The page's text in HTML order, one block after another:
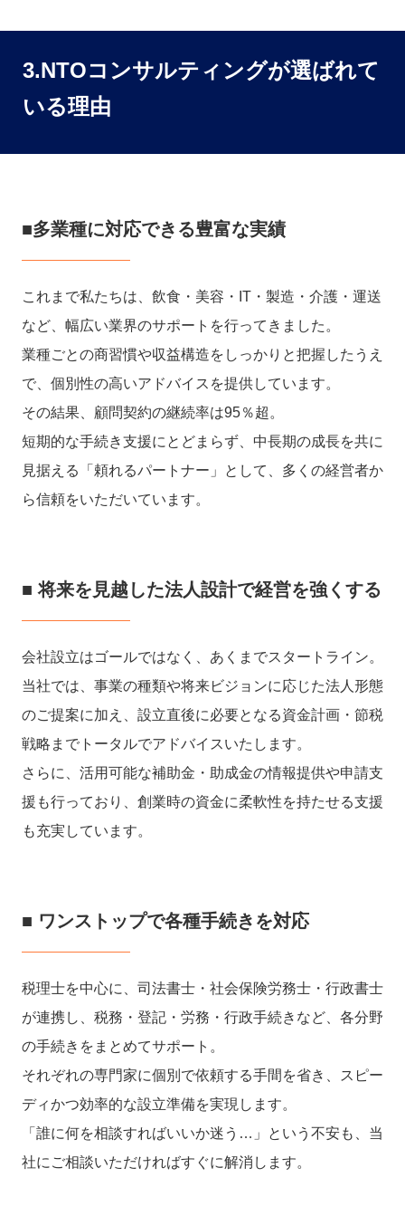
3.NTOコンサルティングが選ばれて
いる理由
■多業種に対応できる豊富な実績
これまで私たちは、飲食・美容・IT・製造・介護・運送
など、幅広い業界のサポートを行ってきました。
業種ごとの商習慣や収益構造をしっかりと把握したうえ
で、個別性の高いアドバイスを提供しています。
その結果、顧問契約の継続率は95％超。
短期的な手続き支援にとどまらず、中長期の成長を共に
見据える「頼れるパートナー」として、多くの経営者か
ら信頼をいただいています。
■ 将来を見越した法人設計で経営を強くする
会社設立はゴールではなく、あくまでスタートライン。
当社では、事業の種類や将来ビジョンに応じた法人形態
のご提案に加え、設立直後に必要となる資金計画・節税
戦略までトータルでアドバイスいたします。
さらに、活用可能な補助金・助成金の情報提供や申請支
援も行っており、創業時の資金に柔軟性を持たせる支援
も充実しています。
■ ワンストップで各種手続きを対応
税理士を中心に、司法書士・社会保険労務士・行政書士
が連携し、税務・登記・労務・行政手続きなど、各分野
の手続きをまとめてサポート。
それぞれの専門家に個別で依頼する手間を省き、スピー
ディかつ効率的な設立準備を実現します。
「誰に何を相談すればいいか迷う…」という不安も、当
社にご相談いただければすぐに解消します。